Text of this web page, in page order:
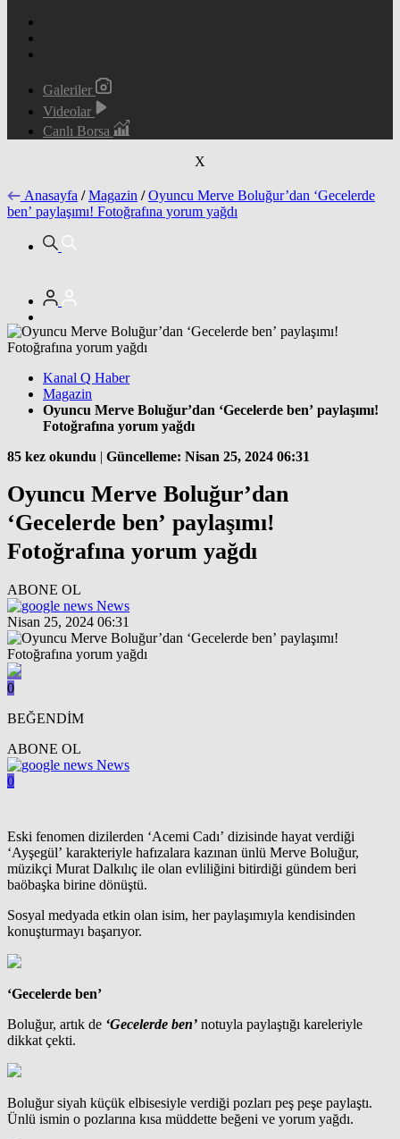
Galeriler
Videolar
Canlı Borsa
X
Anasayfa / Magazin / Oyuncu Merve Boluğur’dan ‘Gecelerde
ben’ paylaşımı! Fotoğrafına yorum yağdı
Kanal Q Haber
Magazin
Oyuncu Merve Boluğur’dan ‘Gecelerde ben’ paylaşımı!
Fotoğrafına yorum yağdı
85 kez okundu | Güncelleme: Nisan 25, 2024 06:31
Oyuncu Merve Boluğur’dan
‘Gecelerde ben’ paylaşımı!
Fotoğrafına yorum yağdı
ABONE OL
News
Nisan 25, 2024 06:31
0
BEĞENDİM
ABONE OL
News
0
Eski fenomen dizilerden ‘Acemi Cadı’ dizisinde hayat verdiği
‘Ayşegül’ karakteriyle hafızalara kazınan ünlü Merve Boluğur,
müzikçi Murat Dalkılıç ile olan evliliğini bitirdiği gündem beri
baöbaşka birine dönüştü.
Sosyal medyada etkin olan isim, her paylaşımıyla kendisinden
konuşturmayı başarıyor.
‘Gecelerde ben’
Boluğur, artık de ‘Gecelerde ben’ notuyla paylaştığı kareleriyle
dikkat çekti.
Boluğur siyah küçük elbisesiyle verdiği pozları peş peşe paylaştı.
Ünlü ismin o pozlarına kısa müddette beğeni ve yorum yağdı.